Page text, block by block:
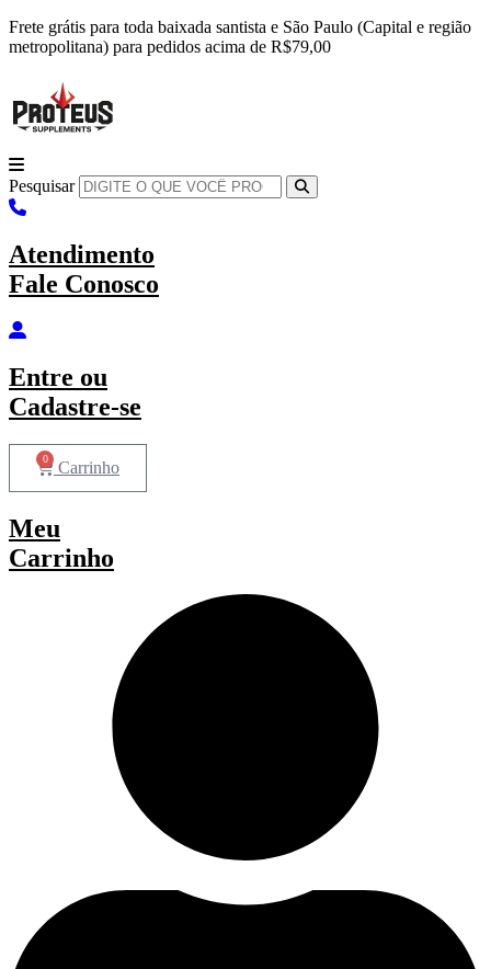
Ir
para
conteúdo
Frete grátis para toda baixada santista e São Paulo (Capital e região
metropolitana) para pedidos acima de R$79,00
Pesquisar
Atendimento
Fale Conosco
Entre ou
Cadastre-se
0 Carrinho
Meu
Carrinho